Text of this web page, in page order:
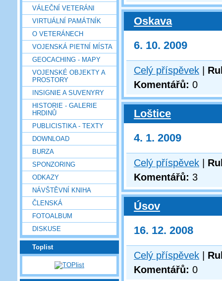
VÁLEČNÍ VETERÁNI
VIRTUÁLNÍ PAMÁTNÍK
O VETERÁNECH
VOJENSKÁ PIETNÍ MÍSTA
GEOCACHING - MAPY
VOJENSKÉ OBJEKTY A
PROSTORY
INSIGNIE A SUVENYRY
HISTORIE - GALERIE
HRDINŮ
PUBLICISTIKA - TEXTY
DOWNLOAD
BURZA
SPONZORING
ODKAZY
NÁVŠTĚVNÍ KNIHA
ČLENSKÁ
FOTOALBUM
DISKUSE
Toplist
Oskava
6. 10. 2009
Celý příspěvek
Komentářů: 0
Loštice
4. 1. 2009
Celý příspěvek
Komentářů: 3
Úsov
16. 12. 2008
Celý příspěvek
Komentářů: 0